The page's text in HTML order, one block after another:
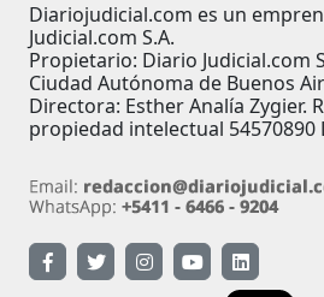
Diariojudicial.com es un
Judicial.com S.A.
Propietario: Diario Judicial.com
Ciudad Autónoma de Buenos
Directora: Esther Analía Zygier.
propiedad intelectual 54570890